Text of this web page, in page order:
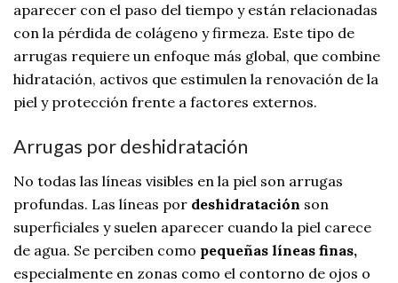
aparecer con el paso del tiempo y están relacionadas
con la pérdida de colágeno y firmeza. Este tipo de
arrugas requiere un enfoque más global, que combine
hidratación, activos que estimulen la renovación de la
piel y protección frente a factores externos.
Arrugas por deshidratación
No todas las líneas visibles en la piel son arrugas
profundas. Las líneas por deshidratación son
superficiales y suelen aparecer cuando la piel carece
de agua. Se perciben como pequeñas líneas finas,
especialmente en zonas como el contorno de ojos o